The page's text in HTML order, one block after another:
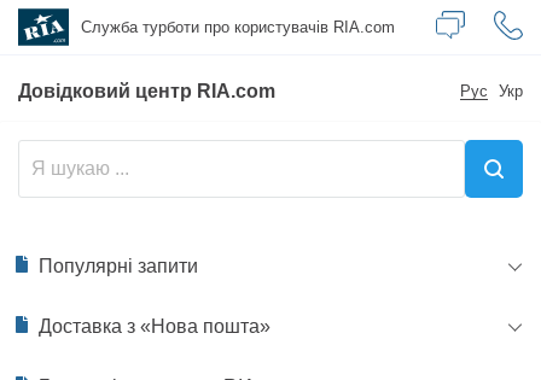
Служба турботи про користувачів RIA.com
Довідковий центр RIA.com Рус Укр
Популярні запити
Доставка з «Нова пошта»